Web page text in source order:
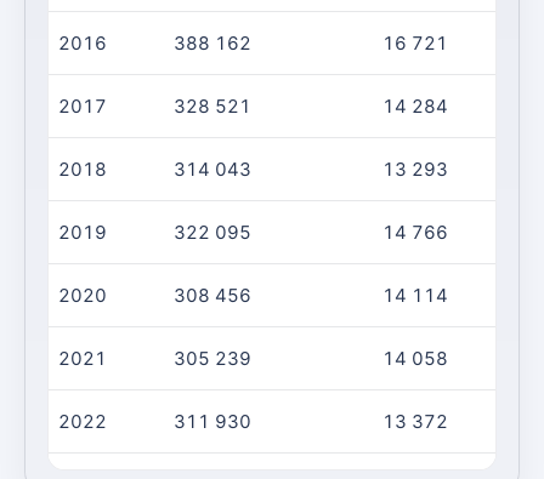
2016 388 162 16 721
2017 328 521 14 284
2018 314 043 13 293
2019 322 095 14 766
2020 308 456 14 114
2021 305 239 14 058
2022 311 930 13 372